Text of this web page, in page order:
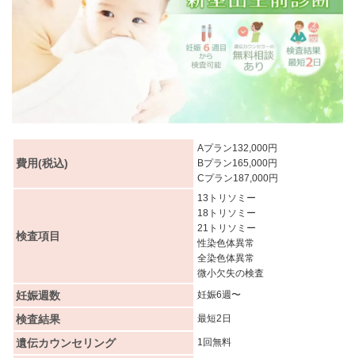
費用(税込)
Aプラン132,000円
Bプラン165,000円
Cプラン187,000円
検査項目
13トリソミー
18トリソミー
21トリソミー
性染色体異常
全染色体異常
微小欠失の検査
妊娠週数 妊娠6週〜
検査結果 最短2日
遺伝カウンセリング 1回無料